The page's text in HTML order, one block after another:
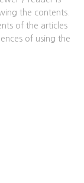
the contents.
of the articles
of using the